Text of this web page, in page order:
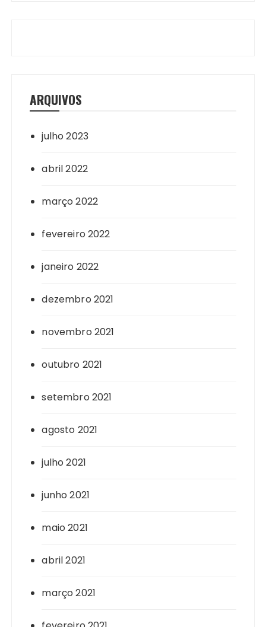
ARQUIVOS
julho 2023
abril 2022
março 2022
fevereiro 2022
janeiro 2022
dezembro 2021
novembro 2021
outubro 2021
setembro 2021
agosto 2021
julho 2021
junho 2021
maio 2021
abril 2021
março 2021